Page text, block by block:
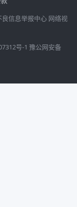
信息举报中心 网络视
号-1 豫公网安备